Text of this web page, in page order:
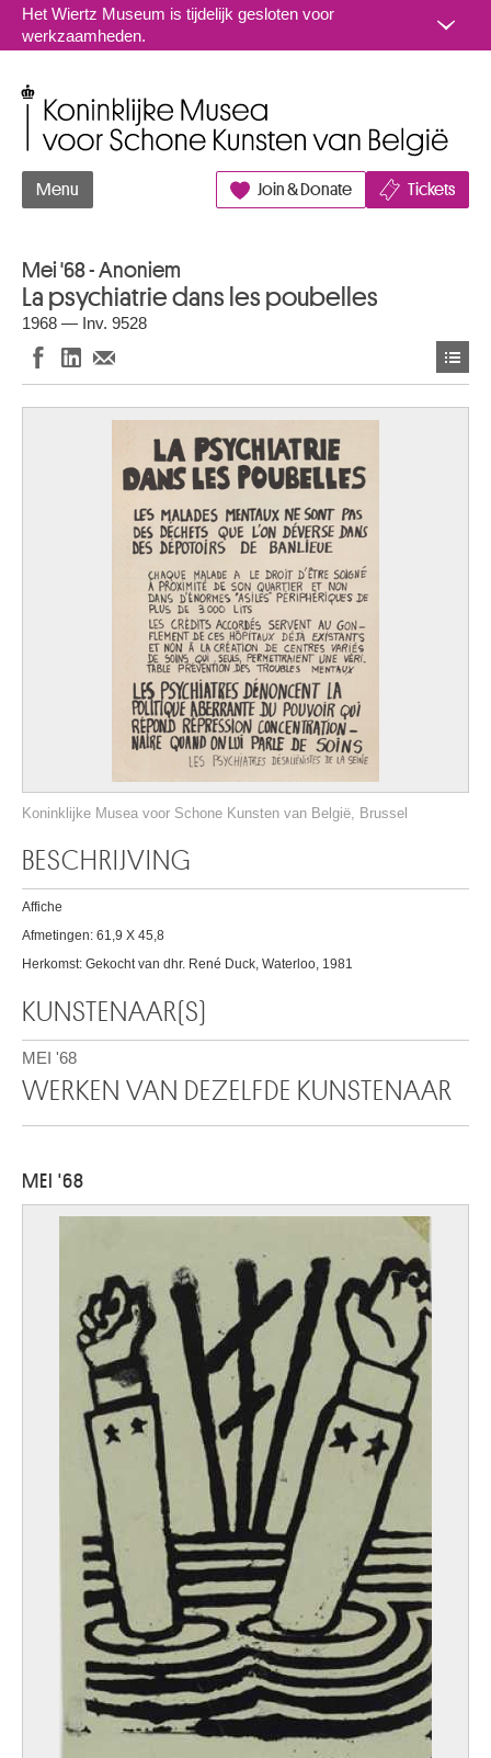
Naar inhoud
Het Wiertz Museum is tijdelijk gesloten voor
werkzaamheden.
Menu Join & Donate Tickets
Mei '68 - Anoniem
La psychiatrie dans les poubelles
1968 — Inv. 9528
Koninklijke Musea voor Schone Kunsten van België, Brussel
BESCHRIJVING
Affiche
Afmetingen: 61,9 X 45,8
Herkomst: Gekocht van dhr. René Duck, Waterloo, 1981
KUNSTENAAR(S)
MEI '68
WERKEN VAN DEZELFDE KUNSTENAAR
MEI '68